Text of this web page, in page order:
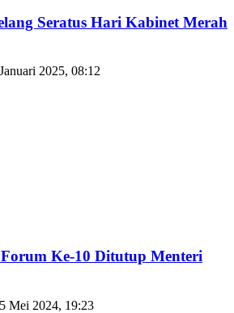
Seratus Hari Kabinet Merah
2025, 08:12
Ke-10 Ditutup Menteri
Mei 2024, 19:23